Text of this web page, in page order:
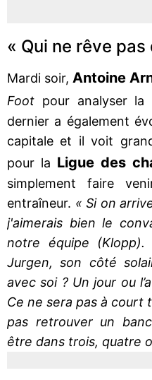
« Qui ne rêve pas
Mardi soir, Antoine
Foot pour analyser la
dernier a également
capitale et il voit
pour la Ligue des
simplement faire
entraîneur. « Si on
j'aimerais bien le
notre équipe (Klopp).
Jurgen, son côté
avec soi ? Un jour ou
Ce ne sera pas à court
pas retrouver un
être dans trois, quatre